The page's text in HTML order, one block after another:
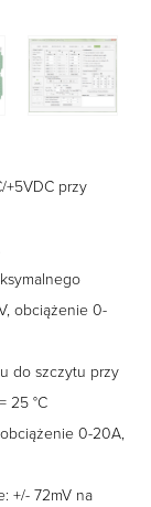
+5VDC przy
obciążenie 0-
do szczytu przy
25 °C
0-20A,
+/- 72mV na